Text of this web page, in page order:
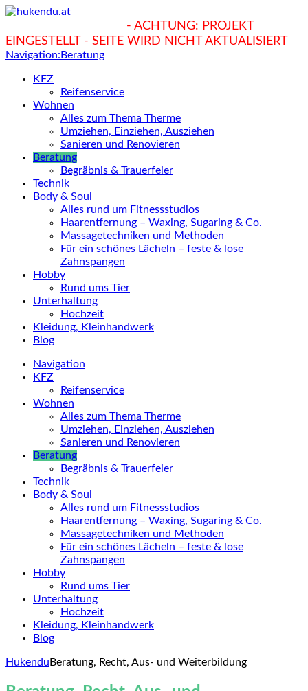
- ACHTUNG: PROJEKT
EINGESTELLT - SEITE WIRD NICHT AKTUALISIERT
Navigation: Beratung
KFZ
Reifenservice
Wohnen
Alles zum Thema Therme
Umziehen, Einziehen, Ausziehen
Sanieren und Renovieren
Beratung
Begräbnis & Trauerfeier
Technik
Body & Soul
Alles rund um Fitnessstudios
Haarentfernung – Waxing, Sugaring & Co.
Massagetechniken und Methoden
Für ein schönes Lächeln – feste & lose
Zahnspangen
Hobby
Rund ums Tier
Unterhaltung
Hochzeit
Kleidung, Kleinhandwerk
Blog
Navigation
KFZ
Reifenservice
Wohnen
Alles zum Thema Therme
Umziehen, Einziehen, Ausziehen
Sanieren und Renovieren
Beratung
Begräbnis & Trauerfeier
Technik
Body & Soul
Alles rund um Fitnessstudios
Haarentfernung – Waxing, Sugaring & Co.
Massagetechniken und Methoden
Für ein schönes Lächeln – feste & lose
Zahnspangen
Hobby
Rund ums Tier
Unterhaltung
Hochzeit
Kleidung, Kleinhandwerk
Blog
Hukendu Beratung, Recht, Aus- und Weiterbildung